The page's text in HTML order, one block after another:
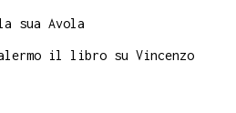
sua Avola
il libro su Vincenzo